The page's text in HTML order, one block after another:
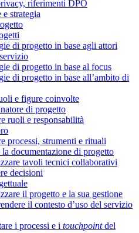
riferimenti DPO
strategia
di progetto in base agli attori
di progetto in base al focus
di progetto in base all’ambito di
e figure coinvolte
di progetto
ruoli e responsabilità
processi, strumenti e rituali
documentazione di progetto
tavoli tecnici collaborativi
decisioni
il progetto e la sua gestione
il contesto d’uso del servizio
i processi e i touchpointdel